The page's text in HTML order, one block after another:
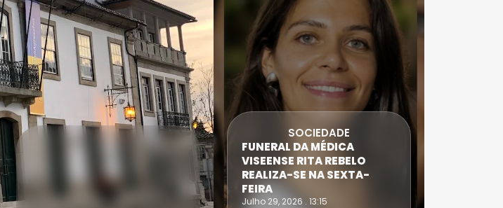
JOVEM ENFERMEIRA NO
HOSPITAL DE VISEU
Julho 27, 2026 . 11:00
SOCIEDADE
FUNERAL DA MÉDICA
VISEENSE RITA REBELO
REALIZA-SE NA SEXTA-
FEIRA
Julho 29, 2026 . 13:15